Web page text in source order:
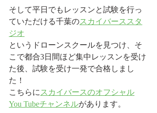
そして平日でもレッスンと試験を行っ
ていただける千葉のスカイバーススタ
ジオ
というドローンスクールを見つけ、そ
こで都合3日間ほど集中レッスンを受け
た後、試験を受け一発で合格しまし
た！
こちらに スカイバースのオフシャル
You Tubeチャンネルがあります。